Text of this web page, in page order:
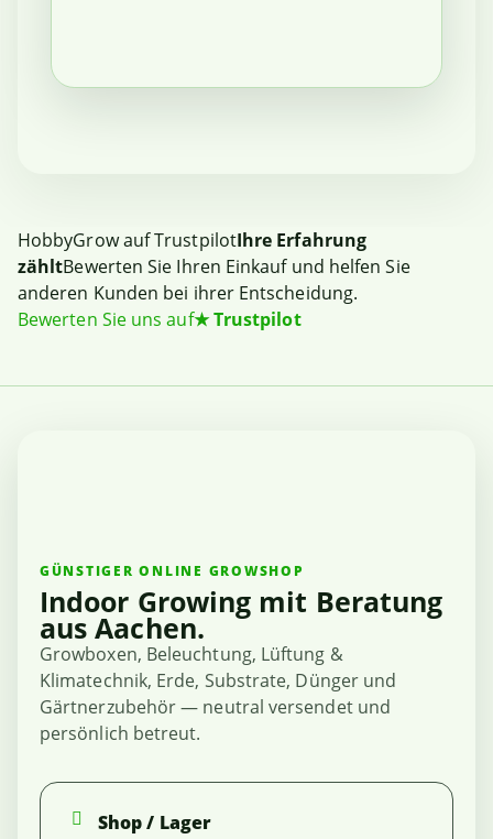
HobbyGrow auf TrustpilotIhre Erfahrung
zähltBewerten Sie Ihren Einkauf und helfen Sie
anderen Kunden bei ihrer Entscheidung.
Bewerten Sie uns auf★Trustpilot
GÜNSTIGER ONLINE GROWSHOP
Indoor Growing mit Beratung
aus Aachen.
Growboxen, Beleuchtung, Lüftung &
Klimatechnik, Erde, Substrate, Dünger und
Gärtnerzubehör — neutral versendet und
persönlich betreut.
Shop / Lager